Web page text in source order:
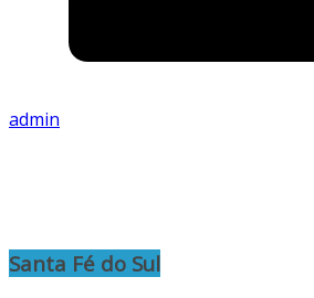
admin
Santa Fé do Sul